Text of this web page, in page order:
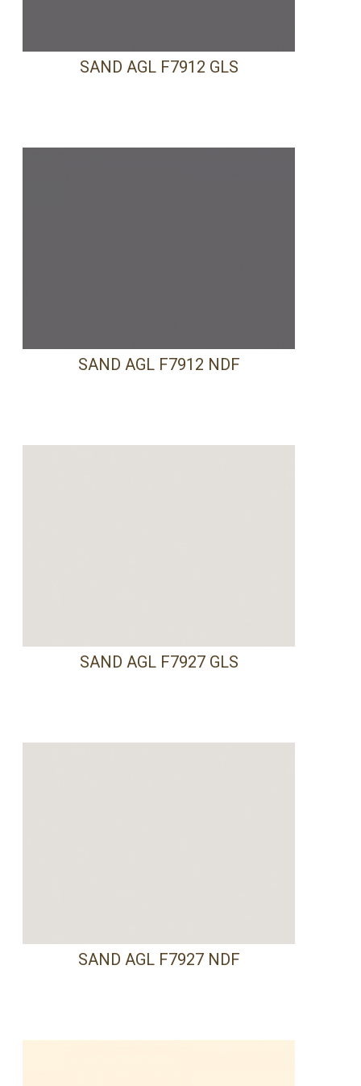
SAND AGL F7912 GLS
SAND AGL F7912 NDF
SAND AGL F7927 GLS
SAND AGL F7927 NDF